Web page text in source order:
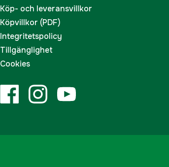
Köp- och leveransvillkor
Köpvillkor (PDF)
Integritetspolicy
Tillgänglighet
Cookies